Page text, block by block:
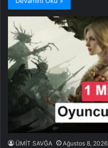
ÜMİT SAVĞA Ağustos 8, 2026